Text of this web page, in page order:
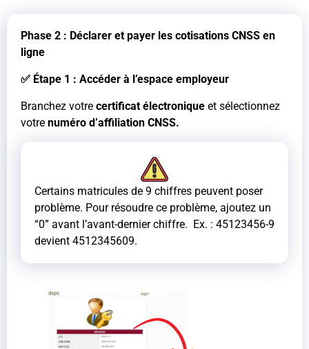
Phase 2 : Déclarer et payer les cotisations CNSS en
ligne
✅ Étape 1 : Accéder à l’espace employeur
Branchez votre certificat électronique et sélectionnez
votre numéro d’affiliation CNSS.
Certains matricules de 9 chiffres peuvent poser
problème. Pour résoudre ce problème, ajoutez un
“0” avant l’avant-dernier chiffre. Ex. : 45123456-9
devient 4512345609.